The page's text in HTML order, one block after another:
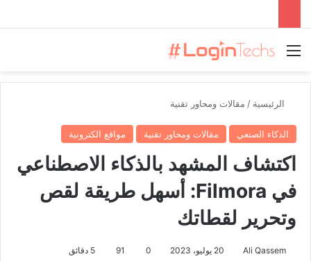
القائمة
الرئيسية / مقالات ومحاور تقنية
الذكاء الصنعي مقالات ومحاور تقنية مواقع الكترونية
اكتشاف المشهد بالذكاء الاصطناعي
في Filmora: أسهل طريقة لقص
وتحرير لقطاتك
Ali Qassem 20 يوليو، 2023 0
91